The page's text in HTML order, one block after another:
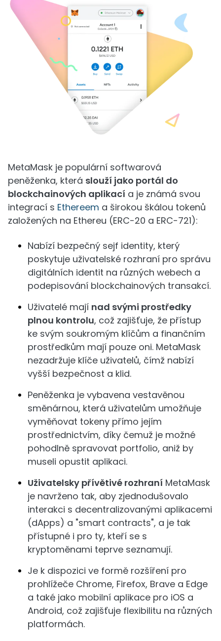
MetaMask je populární softwarová
peněženka, která slouží jako portál do
blockchainových aplikací a je známá svou
integrací s Ethereem a širokou škálou tokenů
založených na Ethereu (ERC-20 a ERC-721):
Nabízí bezpečný sejf identity, který
poskytuje uživatelské rozhraní pro správu
digitálních identit na různých webech a
podepisování blockchainových transakcí.
Uživatelé mají nad svými prostředky
plnou kontrolu, což zajišťuje, že přístup
ke svým soukromým klíčům a finančním
prostředkům mají pouze oni. MetaMask
nezadržuje klíče uživatelů, čímž nabízí
vyšší bezpečnost a klid.
Peněženka je vybavena vestavěnou
směnárnou, která uživatelům umožňuje
vyměňovat tokeny přímo jejím
prostřednictvím, díky čemuž je možné
pohodlně spravovat portfolio, aniž by
museli opustit aplikaci.
Uživatelsky přívětivé rozhraní MetaMask
je navrženo tak, aby zjednodušovalo
interakci s decentralizovanými aplikacemi
(dApps) a "smart contracts", a je tak
přístupné i pro ty, kteří se s
kryptoměnami teprve seznamují.
Je k dispozici ve formě rozšíření pro
prohlížeče Chrome, Firefox, Brave a Edge
a také jako mobilní aplikace pro iOS a
Android, což zajišťuje flexibilitu na různých
platformách.